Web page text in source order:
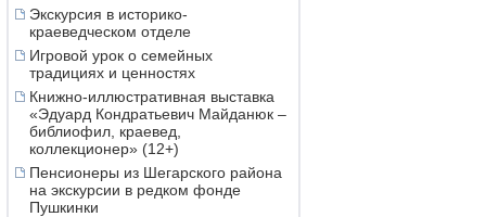
Экскурсия в историко-
краеведческом отделе
Игровой урок о семейных
традициях и ценностях
Книжно-иллюстративная выставка
«Эдуард Кондратьевич Майданюк –
библиофил, краевед,
коллекционер» (12+)
Пенсионеры из Шегарского района
на экскурсии в редком фонде
Пушкинки